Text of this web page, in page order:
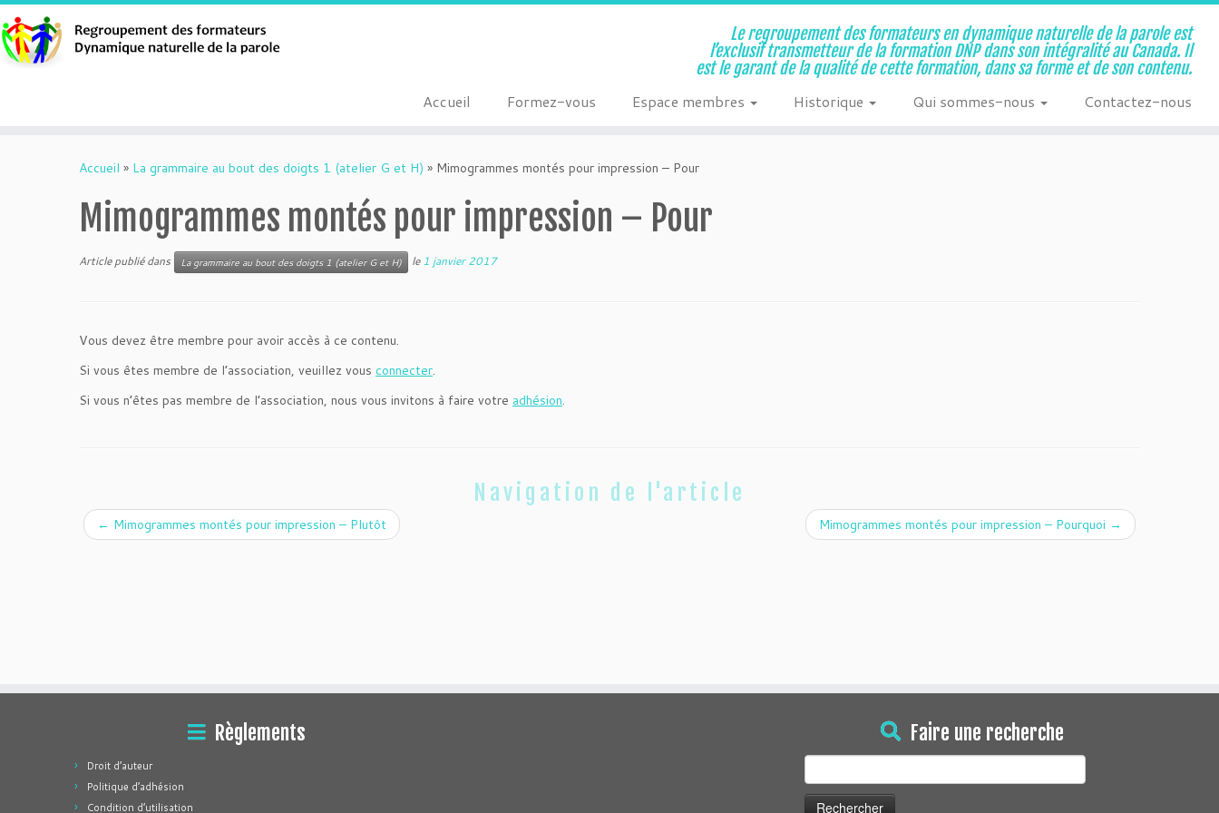
Le regroupement des formateurs en dynamique naturelle de la parole est
l’exclusif transmetteur de la formation DNP dans son intégralité au Canada. Il
est le garant de la qualité de cette formation, dans sa forme et de son contenu.
Accueil Formez-vous Espace membres Historique Qui sommes-nous Contactez-nous
Accueil » La grammaire au bout des doigts 1 (atelier G et H) » Mimogrammes montés pour impression – Pour
Mimogrammes montés pour impression – Pour
Article publié dans La grammaire au bout des doigts 1 (atelier G et H) le1 janvier 2017
Vous devez être membre pour avoir accès à ce contenu.
Si vous êtes membre de l’association, veuillez vous connecter.
Si vous n’êtes pas membre de l’association, nous vous invitons à faire votre adhésion.
Navigation de l'article
← Mimogrammes montés pour impression – Plutôt Mimogrammes montés pour impression – Pourquoi →
Règlements
Droit d’auteur
Politique d’adhésion
Condition d’utilisation
Faire une recherche